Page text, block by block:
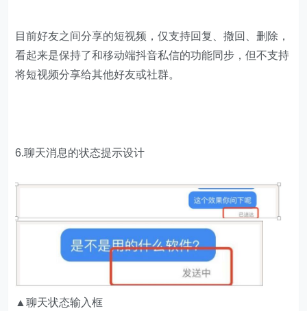
目前好友之间分享的短视频，仅支持回复、撤回、删除，
看起来是保持了和移动端抖音私信的功能同步，但不支持
将短视频分享给其他好友或社群。
6.聊天消息的状态提示设计
▲聊天状态输入框